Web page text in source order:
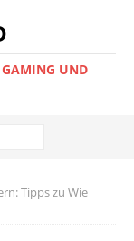
UND
Tipps zu Wie